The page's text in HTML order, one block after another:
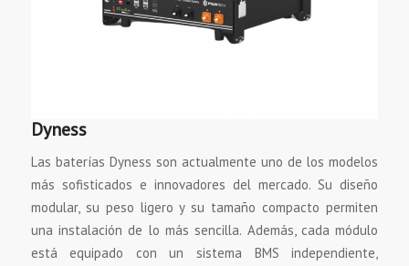
Dyness
Las baterías Dyness son actualmente uno de los modelos
más sofisticados e innovadores del mercado. Su diseño
modular, su peso ligero y su tamaño compacto permiten
una instalación de lo más sencilla. Además, cada módulo
está equipado con un sistema BMS independiente,